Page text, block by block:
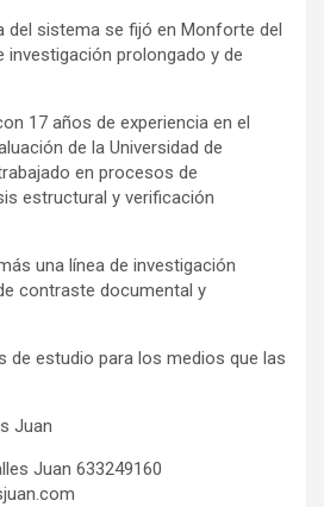
del sistema se fijó en Monforte del
investigación prolongado y de
17 años de experiencia en el
de la Universidad de
en procesos de
estructural y verificación
una línea de investigación
contraste documental y
de estudio para los medios que las
Juan
Juan 633249160